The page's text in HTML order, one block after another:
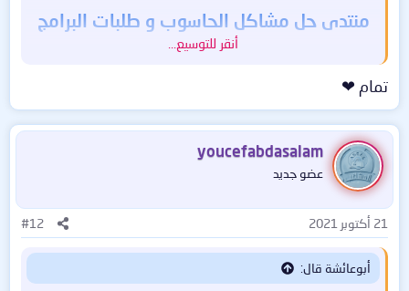
منتدى حل مشاكل الحاسوب و طلبات البرامج
ومحاولة مساعدة الأعضاء بكل ما تعرفه
ولك جزيل الشكر​
أنقر للتوسيع...
تمام ❤
youcefabdasalam
عضو جديد
21 أكتوبر 2021 #12
أبوعائشة قال: